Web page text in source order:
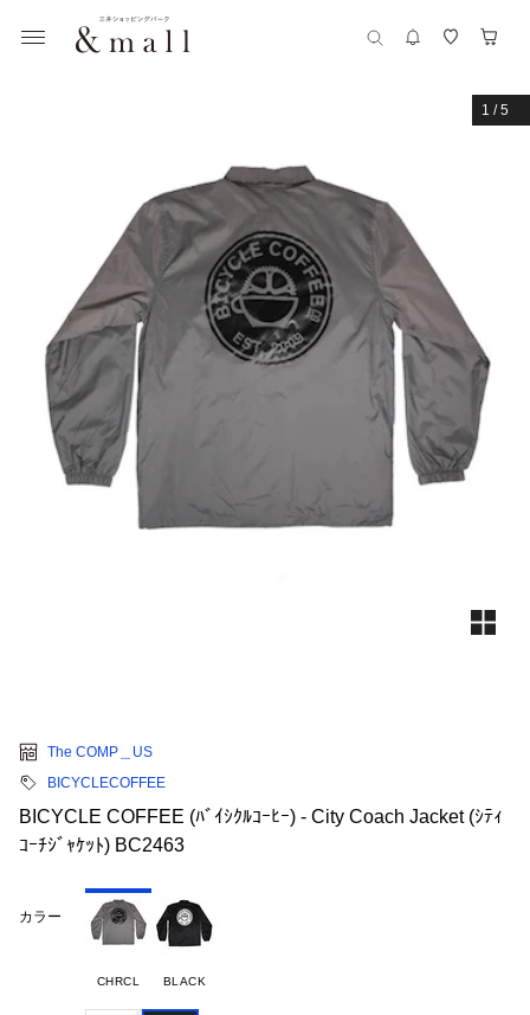
1 /5
The COMP＿US
BICYCLECOFFEE
BICYCLE COFFEE (ﾊﾞｲｼｸﾙｺｰﾋｰ) - City Coach Jacket (ｼﾃｨ
ｺｰﾁｼﾞｬｹｯﾄ) BC2463
カラー
CHRCL BLACK